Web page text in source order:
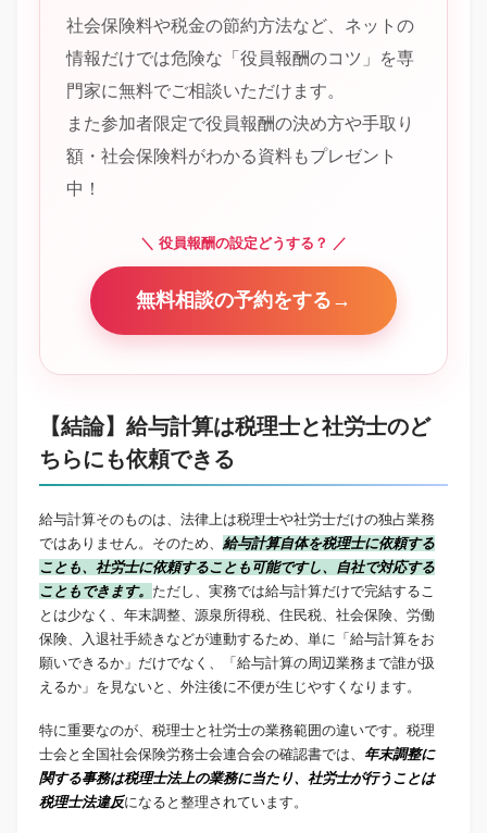
社会保険料や税金の節約方法など、ネットの
情報だけでは危険な「役員報酬のコツ」を専
門家に無料でご相談いただけます。
また参加者限定で役員報酬の決め方や手取り
額・社会保険料がわかる資料もプレゼント
中！
＼ 役員報酬の設定どうする？ ／
無料相談の予約をする→
【結論】給与計算は税理士と社労士のど
ちらにも依頼できる
給与計算そのものは、法律上は税理士や社労士だけの独占業務
ではありません。そのため、 給与計算自体を税理士に依頼する
ことも、社労士に依頼することも可能ですし、自社で対応する
こともできます。 ただし、実務では給与計算だけで完結するこ
とは少なく、年末調整、源泉所得税、住民税、社会保険、労働
保険、入退社手続きなどが連動するため、単に「給与計算をお
願いできるか」だけでなく、「給与計算の周辺業務まで誰が扱
えるか」を見ないと、外注後に不便が生じやすくなります。
特に重要なのが、税理士と社労士の業務範囲の違いです。税理
士会と全国社会保険労務士会連合会の確認書では、 年末調整に
関する事務は税理士法上の業務に当たり、社労士が行うことは
税理士法違反になると整理されています。